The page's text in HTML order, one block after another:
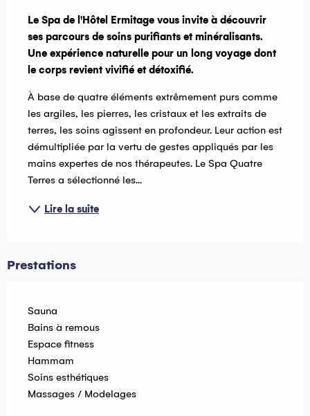
Le Spa de l'Hôtel Ermitage vous invite à découvrir
ses parcours de soins purifiants et minéralisants.
Une expérience naturelle pour un long voyage dont
le corps revient vivifié et détoxifié.
À base de quatre éléments extrêmement purs comme
les argiles, les pierres, les cristaux et les extraits de
terres, les soins agissent en profondeur. Leur action est
démultipliée par la vertu de gestes appliqués par les
mains expertes de nos thérapeutes. Le Spa Quatre
Terres a sélectionné les...
Lire la suite
Prestations
Sauna
Bains à remous
Espace fitness
Hammam
Soins esthétiques
Massages / Modelages